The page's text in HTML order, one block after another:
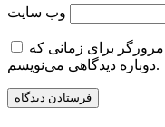
وب‌ سایت
برای زمانی که
دوباره دیدگاهی می‌نویسم.